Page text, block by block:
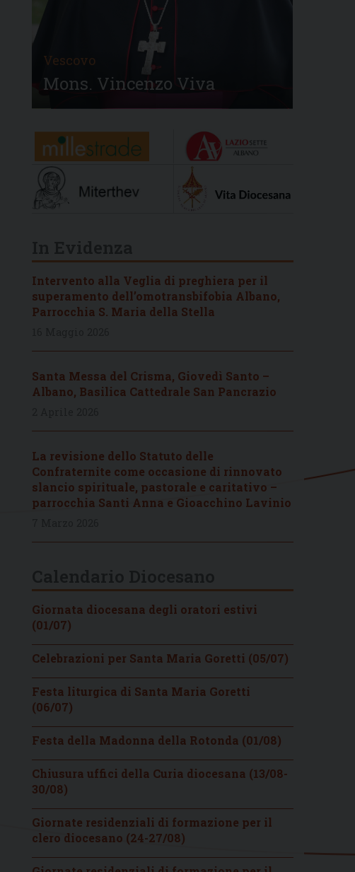
Vescovo
Mons. Vincenzo Viva
Intervento alla Veglia di preghiera per il
superamento dell’omotransbifobia Albano,
Parrocchia S. Maria della Stella
Santa Messa del Crisma, Giovedì Santo –
Albano, Basilica Cattedrale San Pancrazio
La revisione dello Statuto delle
Confraternite come occasione di rinnovato
slancio spirituale, pastorale e caritativo –
parrocchia Santi Anna e Gioacchino Lavinio
Giornata diocesana degli oratori estivi
(01/07)
Celebrazioni per Santa Maria Goretti (05/07)
Festa liturgica di Santa Maria Goretti
(06/07)
Festa della Madonna della Rotonda (01/08)
Chiusura uffici della Curia diocesana (13/08-
30/08)
Giornate residenziali di formazione per il
clero diocesano (24-27/08)